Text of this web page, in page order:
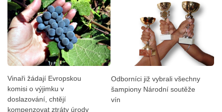
Vinaři žádají Evropskou
komisi o výjimku v
doslazování, chtějí
kompenzovat ztráty úrody
Odborníci již vybrali všechny
šampiony Národní soutěže
vín